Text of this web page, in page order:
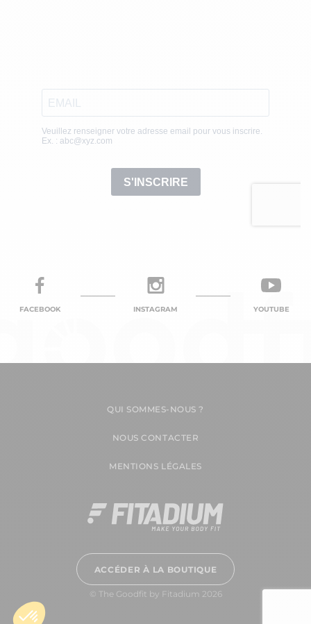
FACEBOOK INSTAGRAM YOUTUBE
QUI SOMMES-NOUS ?
NOUS CONTACTER
MENTIONS LÉGALES
ACCÉDER À LA BOUTIQUE
© The Goodfit by Fitadium 2026